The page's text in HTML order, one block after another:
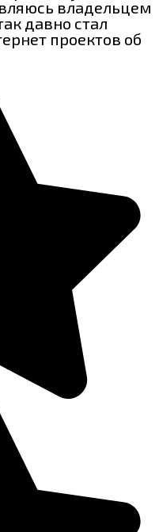
владельцем
давно стал
проектов об